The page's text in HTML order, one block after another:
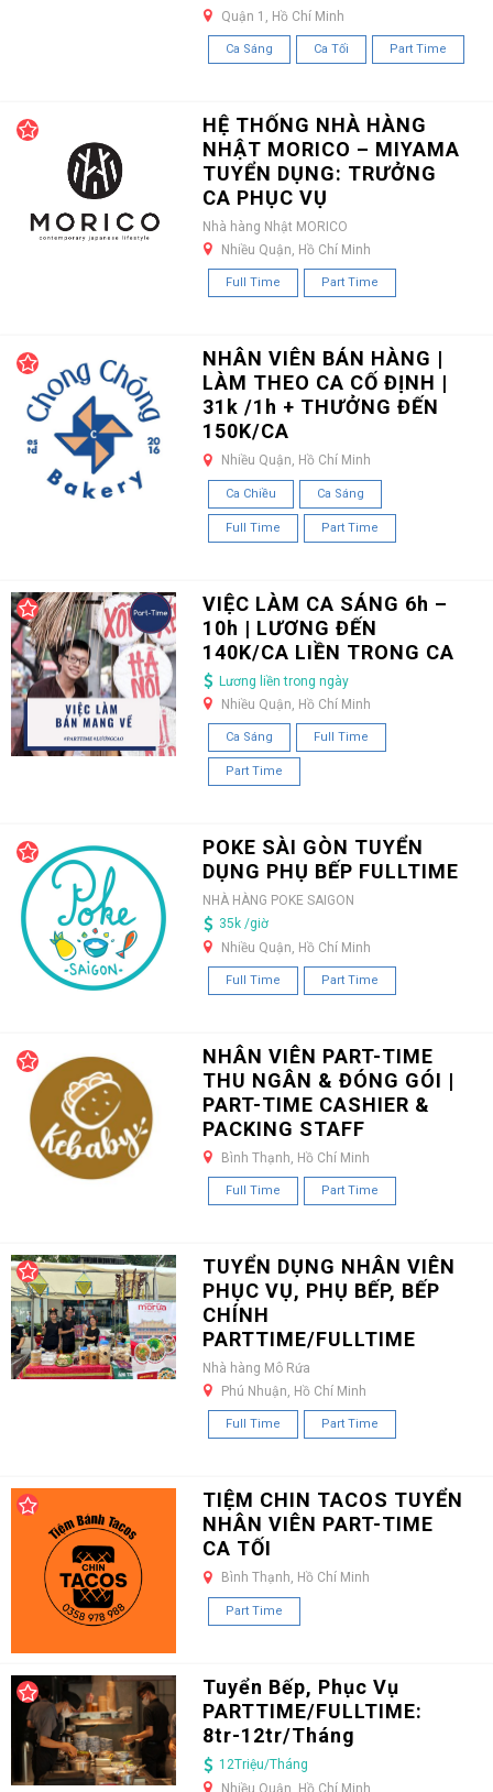
Quận 1, Hồ Chí Minh
Ca Sáng Ca Tối Part Time
HỆ THỐNG NHÀ HÀNG
NHẬT MORICO – MIYAMA
TUYỂN DỤNG: TRƯỞNG
CA PHỤC VỤ
Nhà hàng Nhật MORICO
Nhiều Quận, Hồ Chí Minh
Full Time Part Time
NHÂN VIÊN BÁN HÀNG |
LÀM THEO CA CỐ ĐỊNH |
31k /1h + THƯỞNG ĐẾN
150K/CA
Nhiều Quận, Hồ Chí Minh
Ca Chiều Ca Sáng
Full Time Part Time
VIỆC LÀM CA SÁNG 6h –
10h | LƯƠNG ĐẾN
140K/CA LIỀN TRONG CA
Lương liền trong ngày
Nhiều Quận, Hồ Chí Minh
Ca Sáng Full Time
Part Time
POKE SÀI GÒN TUYỂN
DỤNG PHỤ BẾP FULLTIME
NHÀ HÀNG POKE SAIGON
35k /giờ
Nhiều Quận, Hồ Chí Minh
Full Time Part Time
NHÂN VIÊN PART-TIME
THU NGÂN & ĐÓNG GÓI |
PART-TIME CASHIER &
PACKING STAFF
Bình Thạnh, Hồ Chí Minh
Full Time Part Time
TUYỂN DỤNG NHÂN VIÊN
PHỤC VỤ, PHỤ BẾP, BẾP
CHÍNH
PARTTIME/FULLTIME
Nhà hàng Mô Rứa
Phú Nhuận, Hồ Chí Minh
Full Time Part Time
TIỆM CHIN TACOS TUYỂN
NHÂN VIÊN PART-TIME
CA TỐI
Bình Thạnh, Hồ Chí Minh
Part Time
Tuyển Bếp, Phục Vụ
PARTTIME/FULLTIME:
8tr-12tr/Tháng
12Triệu/Tháng
Nhiều Quận, Hồ Chí Minh